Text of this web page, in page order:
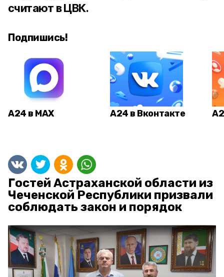
считают в ЦВК.
Подпишись!
А24 в MAX А24 в Вконтакте
Гостей Астраханской области из
Чеченской Республики призвали
соблюдать закон и порядок